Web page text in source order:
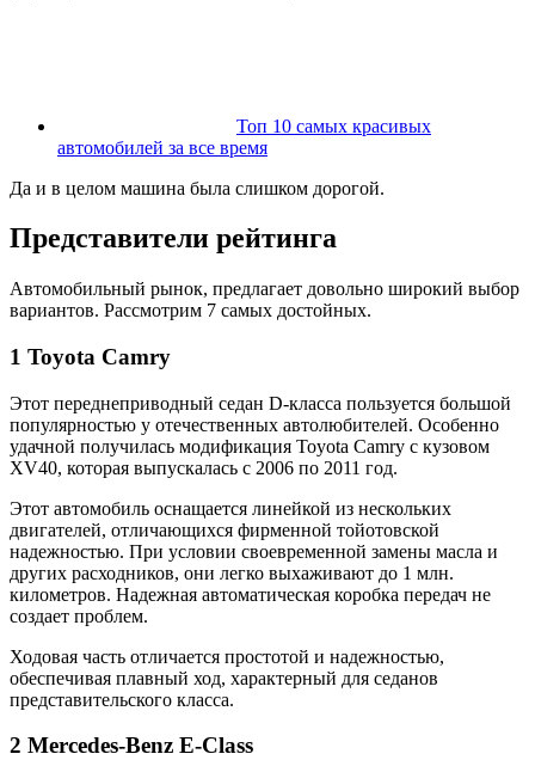
Топ 10 самых красивых
автомобилей за все время
Да и в целом машина была слишком дорогой.
Представители рейтинга
Автомобильный рынок, предлагает довольно широкий выбор
вариантов. Рассмотрим 7 самых достойных.
1 Toyota Camry
Этот переднеприводный седан D-класса пользуется большой
популярностью у отечественных автолюбителей. Особенно
удачной получилась модификация Toyota Camry с кузовом
XV40, которая выпускалась с 2006 по 2011 год.
Этот автомобиль оснащается линейкой из нескольких
двигателей, отличающихся фирменной тойотовской
надежностью. При условии своевременной замены масла и
других расходников, они легко выхаживают до 1 млн.
километров. Надежная автоматическая коробка передач не
создает проблем.
Ходовая часть отличается простотой и надежностью,
обеспечивая плавный ход, характерный для седанов
представительского класса.
2 Mercedes-Benz E-Class